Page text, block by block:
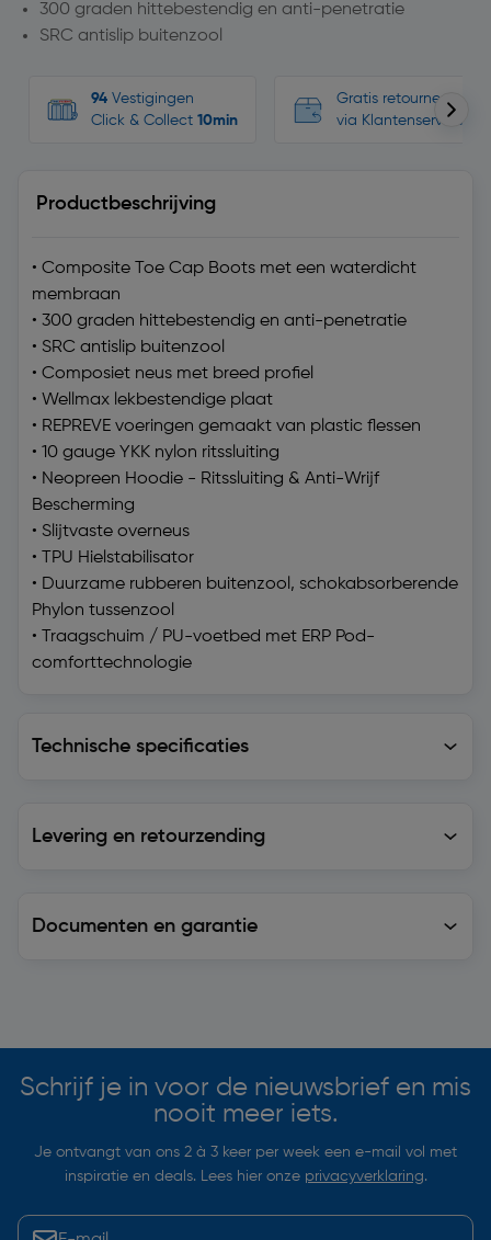
300 graden hittebestendig en anti-penetratie
SRC antislip buitenzool
94 Vestigingen
Click & Collect 10min
Gratis retourneren,
via Klantenservice
Productbeschrijving
• Composite Toe Cap Boots met een waterdicht
membraan
• 300 graden hittebestendig en anti-penetratie
• SRC antislip buitenzool
• Composiet neus met breed profiel
• Wellmax lekbestendige plaat
• REPREVE voeringen gemaakt van plastic flessen
• 10 gauge YKK nylon ritssluiting
• Neopreen Hoodie - Ritssluiting & Anti-Wrijf
Bescherming
• Slijtvaste overneus
• TPU Hielstabilisator
• Duurzame rubberen buitenzool, schokabsorberende
Phylon tussenzool
• Traagschuim / PU-voetbed met ERP Pod-
comforttechnologie
Technische specificaties
Levering en retourzending
Documenten en garantie
Schrijf je in voor de nieuwsbrief en mis
nooit meer iets.
Je ontvangt van ons 2 à 3 keer per week een e-mail vol met
inspiratie en deals. Lees hier onze privacyverklaring.